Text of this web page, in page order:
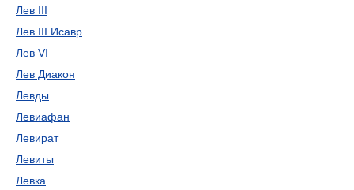
Лев III
Лев III Исавр
Лев VI
Лев Диакон
Левды
Левиафан
Левират
Левиты
Левка